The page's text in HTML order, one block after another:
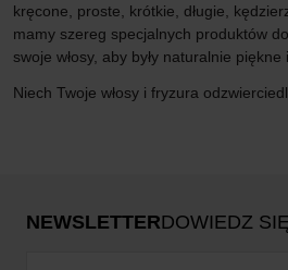
kręcone, proste, krótkie, długie,
mamy szereg specjalnych produktów
swoje włosy, aby były naturalnie piękne
Niech Twoje włosy i fryzura
NEWSLETTERDOWIEDZ